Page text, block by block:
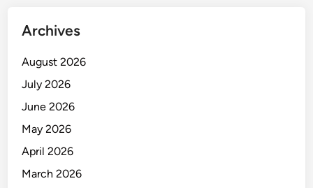
Archives
August 2026
July 2026
June 2026
May 2026
April 2026
March 2026